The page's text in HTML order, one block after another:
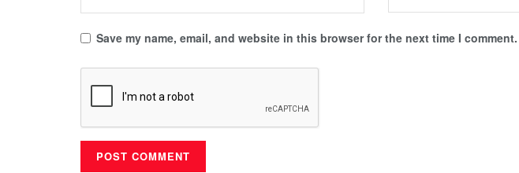
Save my name, email, and website in this browser for the next time I comment.